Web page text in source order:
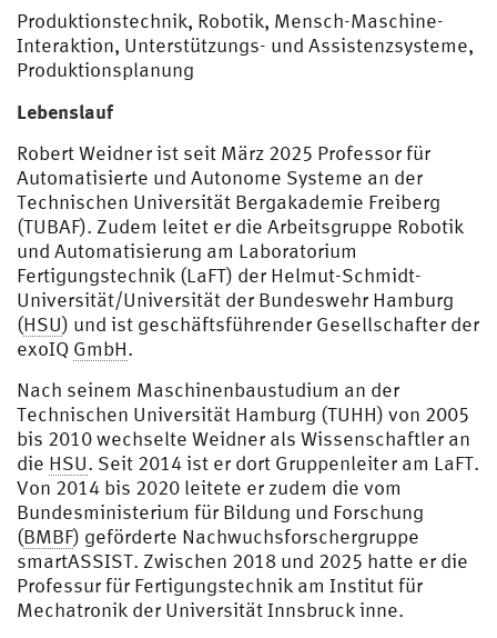
Produktionstechnik, Robotik, Mensch-Maschine-
Interaktion, Unterstützungs- und Assistenzsysteme,
Produktionsplanung
Lebenslauf
Robert Weidner ist seit März 2025 Professor für
Automatisierte und Autonome Systeme an der
Technischen Universität Bergakademie Freiberg
(TUBAF). Zudem leitet er die Arbeitsgruppe Robotik
und Automatisierung am Laboratorium
Fertigungstechnik (LaFT) der Helmut-Schmidt-
Universität/Universität der Bundeswehr Hamburg
(HSU) und ist geschäftsführender Gesellschafter der
exoIQ GmbH.
Nach seinem Maschinenbaustudium an der
Technischen Universität Hamburg (TUHH) von 2005
bis 2010 wechselte Weidner als Wissenschaftler an
die HSU. Seit 2014 ist er dort Gruppenleiter am LaFT.
Von 2014 bis 2020 leitete er zudem die vom
Bundesministerium für Bildung und Forschung
(BMBF) geförderte Nachwuchsforschergruppe
smartASSIST. Zwischen 2018 und 2025 hatte er die
Professur für Fertigungstechnik am Institut für
Mechatronik der Universität Innsbruck inne.